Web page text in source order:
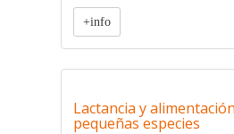
+info
Lactancia y
pequeñas especies